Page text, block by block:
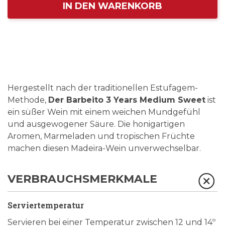
IN DEN WARENKORB
Hergestellt nach der traditionellen Estufagem-
Methode, Der Barbeito 3 Years Medium Sweet ist
ein süßer Wein mit einem weichen Mundgefühl
und ausgewogener Säure. Die honigartigen
Aromen, Marmeladen und tropischen Früchte
machen diesen Madeira-Wein unverwechselbar.
VERBRAUCHSMERKMALE
Serviertemperatur
Servieren bei einer Temperatur zwischen 12 und 14º